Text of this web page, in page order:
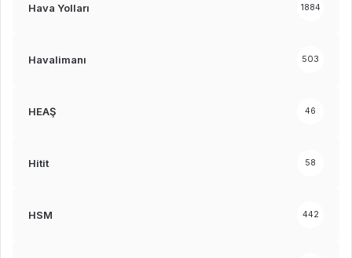
Hava Yolları 1884
Havalimanı 503
HEAŞ 46
Hitit 58
HSM 442